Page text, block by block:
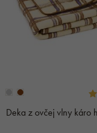
Deka z ovčej vlny káro